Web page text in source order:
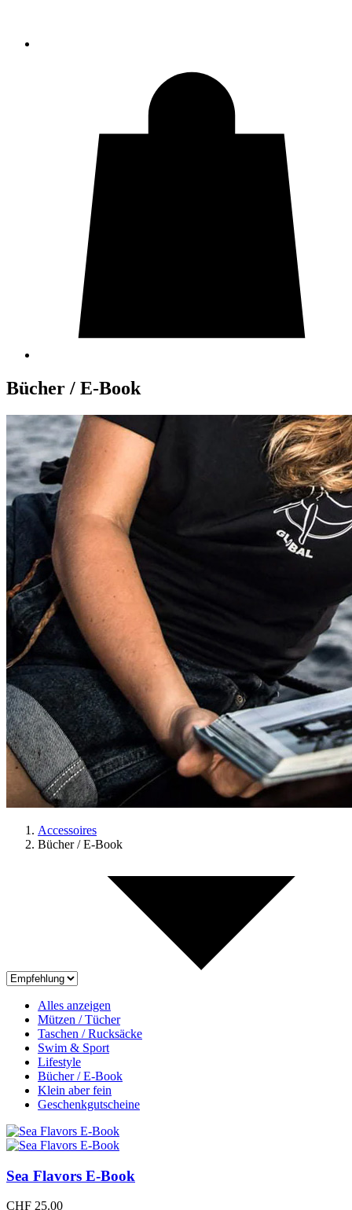
Bücher / E-Book
Accessoires
Bücher / E-Book
Alles anzeigen
Mützen / Tücher
Taschen / Rucksäcke
Swim & Sport
Lifestyle
Bücher / E-Book
Klein aber fein
Geschenkgutscheine
Sea Flavors E-Book
CHF 25.00